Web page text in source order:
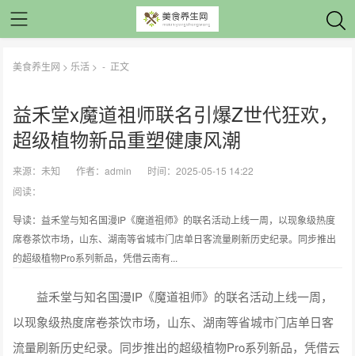
美食养生网 > 乐活 > - 正文
益禾堂x魔道祖师联名引爆Z世代狂欢，
超级植物新品重塑健康风潮
来源：未知 作者：admin
时间：2025-05-15 14:22
阅读：
导读：益禾堂与知名国漫IP《魔道祖师》的联名活动上线一周，以现象级热度
席卷茶饮市场，山东、湖南等省城市门店单日客流量刷新历史纪录。同步推出
的超级植物Pro系列新品，凭借云南有...
益禾堂与知名国漫IP《魔道祖师》的联名活动上线一周，
以现象级热度席卷茶饮市场，山东、湖南等省城市门店单日客
流量刷新历史纪录。同步推出的超级植物Pro系列新品，凭借云